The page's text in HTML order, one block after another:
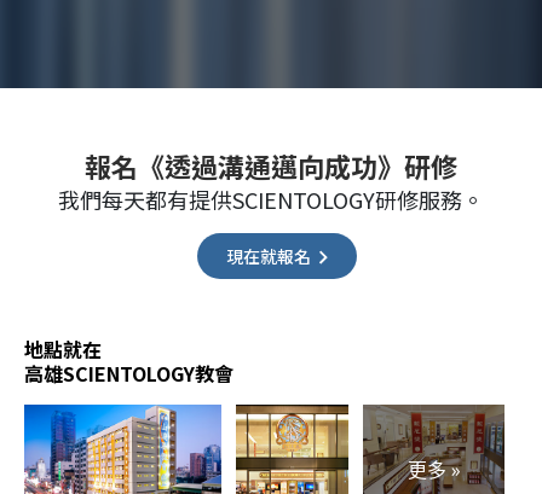
報名《透過溝通邁向成功》研修
我們每天都有提供SCIENTOLOGY研修服務。
現在就報名
地點就在
高雄SCIENTOLOGY教會
更多 »